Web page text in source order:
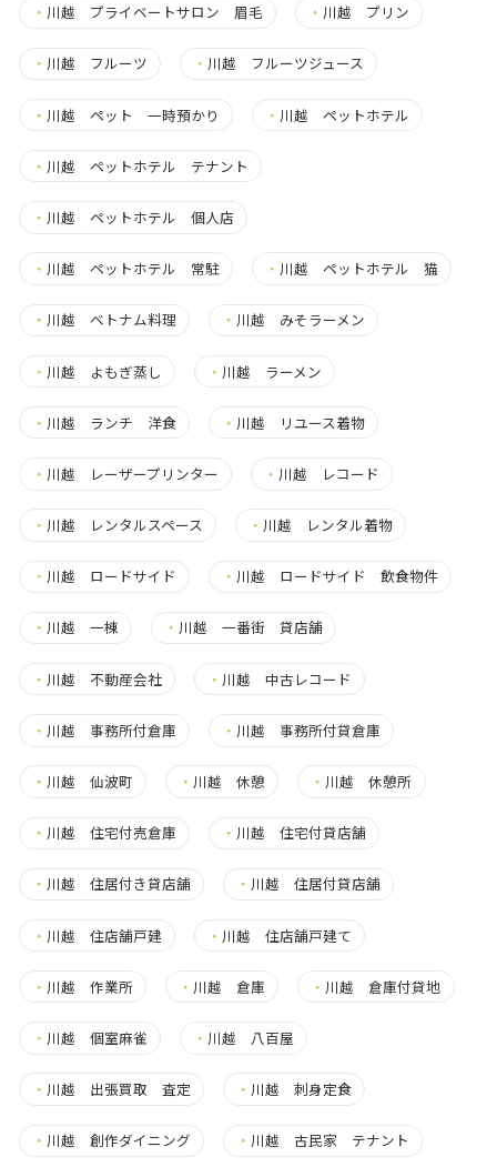
・ 川越 プライベートサロン 眉毛 ・ 川越 プリン
・ 川越 フルーツ ・ 川越 フルーツジュース
・ 川越 ペット 一時預かり ・ 川越 ペットホテル
・ 川越 ペットホテル テナント
・ 川越 ペットホテル 個人店
・ 川越 ペットホテル 常駐 ・ 川越 ペットホテル 猫
・ 川越 ベトナム料理 ・ 川越 みそラーメン
・ 川越 よもぎ蒸し ・ 川越 ラーメン
・ 川越 ランチ 洋食 ・ 川越 リユース着物
・ 川越 レーザープリンター ・ 川越 レコード
・ 川越 レンタルスペース ・ 川越 レンタル着物
・ 川越 ロードサイド ・ 川越 ロードサイド 飲食物件
・ 川越 一棟 ・ 川越 一番街 貸店舗
・ 川越 不動産会社 ・ 川越 中古レコード
・ 川越 事務所付倉庫 ・ 川越 事務所付貸倉庫
・ 川越 仙波町 ・ 川越 休憩 ・ 川越 休憩所
・ 川越 住宅付売倉庫 ・ 川越 住宅付貸店舗
・ 川越 住居付き貸店舗 ・ 川越 住居付貸店舗
・ 川越 住店舗戸建 ・ 川越 住店舗戸建て
・ 川越 作業所 ・ 川越 倉庫 ・ 川越 倉庫付貸地
・ 川越 個室麻雀 ・ 川越 八百屋
・ 川越 出張買取 査定 ・ 川越 刺身定食
・ 川越 創作ダイニング ・ 川越 古民家 テナント